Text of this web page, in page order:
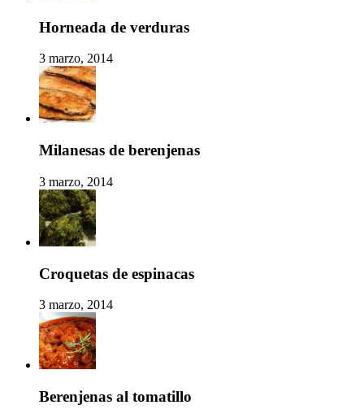
Horneada de verduras
3 marzo, 2014
Milanesas de berenjenas
3 marzo, 2014
Croquetas de espinacas
3 marzo, 2014
Berenjenas al tomatillo